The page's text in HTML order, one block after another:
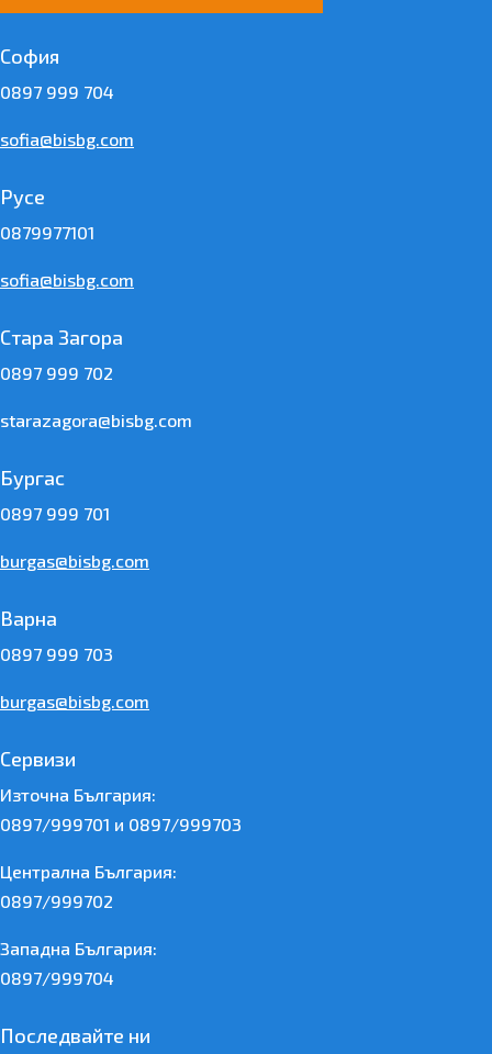
София
0897 999 704
sofia@bisbg.com
Русе
0879977101
sofia@bisbg.com
Стара Загора
0897 999 702
starazagora@bisbg.com
Бургас
0897 999 701
burgas@bisbg.com
Варна
0897 999 703
burgas@bisbg.com
Сервизи
Източна България:
0897/999701 и 0897/999703
Централна България:
0897/999702
Западна България:
0897/999704
Последвайте ни